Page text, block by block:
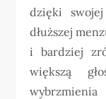
dzięki
dłuższej
i bardziej
większą